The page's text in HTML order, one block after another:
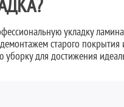
укладку
старого покрытия
для достижения